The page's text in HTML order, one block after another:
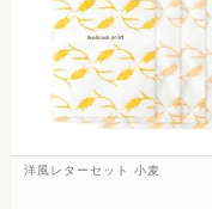
洋風レターセット 小麦